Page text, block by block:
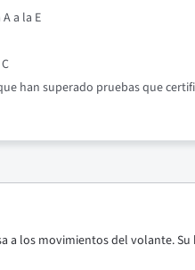
a la E
han superado pruebas que
a los movimientos del volante.